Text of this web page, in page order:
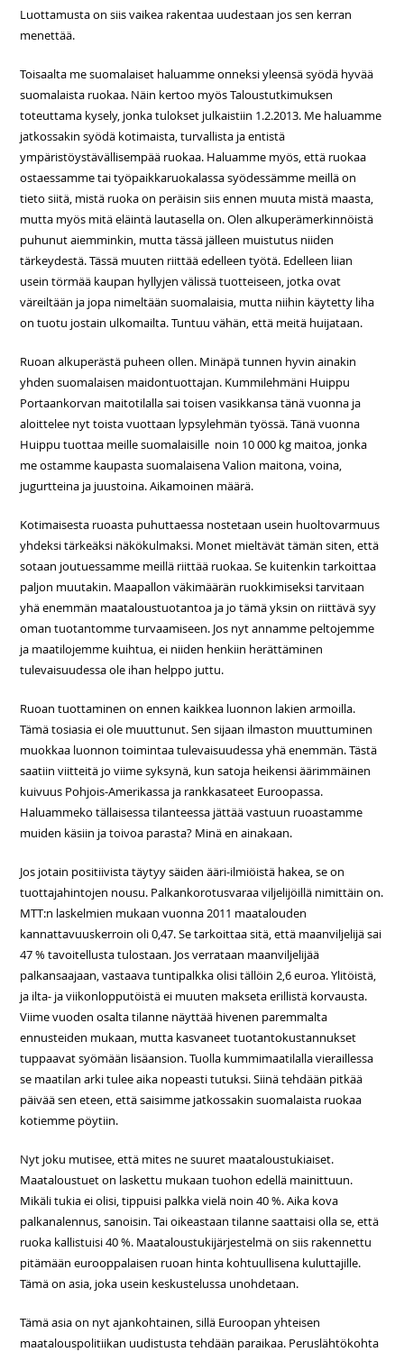
Luottamusta on siis vaikea rakentaa uudestaan jos sen kerran
menettää.
Toisaalta me suomalaiset haluamme onneksi yleensä syödä hyvää
suomalaista ruokaa. Näin kertoo myös Taloustutkimuksen
toteuttama kysely, jonka tulokset julkaistiin 1.2.2013. Me haluamme
jatkossakin syödä kotimaista, turvallista ja entistä
ympäristöystävällisempää ruokaa. Haluamme myös, että ruokaa
ostaessamme tai työpaikkaruokalassa syödessämme meillä on
tieto siitä, mistä ruoka on peräisin siis ennen muuta mistä maasta,
mutta myös mitä eläintä lautasella on. Olen alkuperämerkinnöistä
puhunut aiemminkin, mutta tässä jälleen muistutus niiden
tärkeydestä. Tässä muuten riittää edelleen työtä. Edelleen liian
usein törmää kaupan hyllyjen välissä tuotteiseen, jotka ovat
väreiltään ja jopa nimeltään suomalaisia, mutta niihin käytetty liha
on tuotu jostain ulkomailta. Tuntuu vähän, että meitä huijataan.
Ruoan alkuperästä puheen ollen. Minäpä tunnen hyvin ainakin
yhden suomalaisen maidontuottajan. Kummilehmäni Huippu
Portaankorvan maitotilalla sai toisen vasikkansa tänä vuonna ja
aloittelee nyt toista vuottaan lypsylehmän työssä. Tänä vuonna
Huippu tuottaa meille suomalaisille noin 10 000 kg maitoa, jonka
me ostamme kaupasta suomalaisena Valion maitona, voina,
jugurtteina ja juustoina. Aikamoinen määrä.
Kotimaisesta ruoasta puhuttaessa nostetaan usein huoltovarmuus
yhdeksi tärkeäksi näkökulmaksi. Monet mieltävät tämän siten, että
sotaan joutuessamme meillä riittää ruokaa. Se kuitenkin tarkoittaa
paljon muutakin. Maapallon väkimäärän ruokkimiseksi tarvitaan
yhä enemmän maataloustuotantoa ja jo tämä yksin on riittävä syy
oman tuotantomme turvaamiseen. Jos nyt annamme peltojemme
ja maatilojemme kuihtua, ei niiden henkiin herättäminen
tulevaisuudessa ole ihan helppo juttu.
Ruoan tuottaminen on ennen kaikkea luonnon lakien armoilla.
Tämä tosiasia ei ole muuttunut. Sen sijaan ilmaston muuttuminen
muokkaa luonnon toimintaa tulevaisuudessa yhä enemmän. Tästä
saatiin viitteitä jo viime syksynä, kun satoja heikensi äärimmäinen
kuivuus Pohjois-Amerikassa ja rankkasateet Euroopassa.
Haluammeko tällaisessa tilanteessa jättää vastuun ruoastamme
muiden käsiin ja toivoa parasta? Minä en ainakaan.
Jos jotain positiivista täytyy säiden ääri-ilmiöistä hakea, se on
tuottajahintojen nousu. Palkankorotusvaraa viljelijöillä nimittäin on.
MTT:n laskelmien mukaan vuonna 2011 maatalouden
kannattavuuskerroin oli 0,47. Se tarkoittaa sitä, että maanviljelijä sai
47 % tavoitellusta tulostaan. Jos verrataan maanviljelijää
palkansaajaan, vastaava tuntipalkka olisi tällöin 2,6 euroa. Ylitöistä,
ja ilta- ja viikonlopputöistä ei muuten makseta erillistä korvausta.
Viime vuoden osalta tilanne näyttää hivenen paremmalta
ennusteiden mukaan, mutta kasvaneet tuotantokustannukset
tuppaavat syömään lisäansion. Tuolla kummimaatilalla vieraillessa
se maatilan arki tulee aika nopeasti tutuksi. Siinä tehdään pitkää
päivää sen eteen, että saisimme jatkossakin suomalaista ruokaa
kotiemme pöytiin.
Nyt joku mutisee, että mites ne suuret maataloustukiaiset.
Maataloustuet on laskettu mukaan tuohon edellä mainittuun.
Mikäli tukia ei olisi, tippuisi palkka vielä noin 40 %. Aika kova
palkanalennus, sanoisin. Tai oikeastaan tilanne saattaisi olla se, että
ruoka kallistuisi 40 %. Maataloustukijärjestelmä on siis rakennettu
pitämään eurooppalaisen ruoan hinta kohtuullisena kuluttajille.
Tämä on asia, joka usein keskustelussa unohdetaan.
Tämä asia on nyt ajankohtainen, sillä Euroopan yhteisen
maatalouspolitiikan uudistusta tehdään paraikaa. Peruslähtökohta